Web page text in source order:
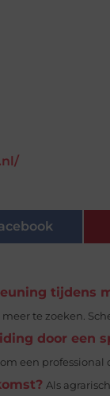
tijdens
te zoeken.
door een
een professional
Als